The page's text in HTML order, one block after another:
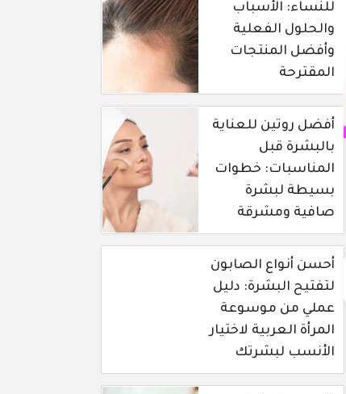
للنساء: الأسباب
والحلول الفعلية
وأفضل المنتجات
المقترحة
أفضل روتين للعناية
بالبشرة قبل
المناسبات: خطوات
بسيطة لبشرة
صافية ومشرقة
أحسن أنواع الصابون
لتفتيح البشرة: دليل
عملي من موسوعة
المرأة العربية لاختيار
الأنسب لبشرتك